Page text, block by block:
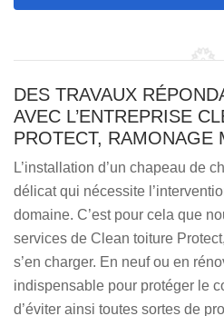
DES TRAVAUX
AVEC L’ENTREPRISE
PROTECT, RAMONAGE
L’installation d’un chapeau de
délicat qui nécessite
domaine. C’est pour cela que
services de Clean toiture
s’en charger. En neuf ou en
indispensable pour protéger le
d’éviter ainsi toutes sortes de